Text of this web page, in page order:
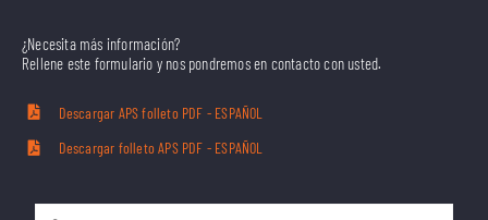
¿Necesita más información?
Rellene este formulario y nos pondremos en contacto con usted.
Descargar APS folleto PDF - ESPAÑOL
Descargar folleto APS PDF - ESPAÑOL